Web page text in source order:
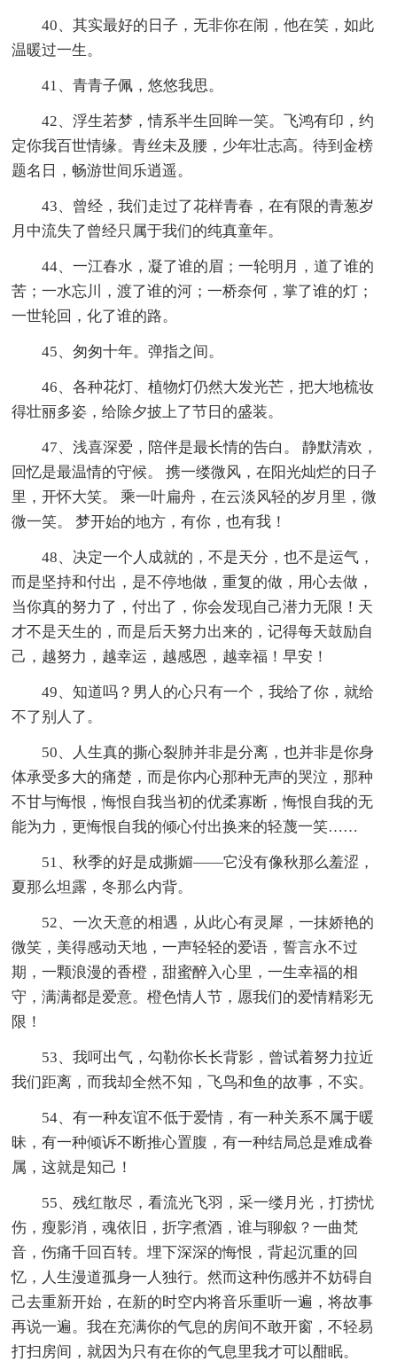
40、其实最好的日子，无非你在闹，他在笑，如此
温暖过一生。
41、青青子佩，悠悠我思。
42、浮生若梦，情系半生回眸一笑。飞鸿有印，约
定你我百世情缘。青丝未及腰，少年壮志高。待到金榜
题名日，畅游世间乐逍遥。
43、曾经，我们走过了花样青春，在有限的青葱岁
月中流失了曾经只属于我们的纯真童年。
44、一江春水，凝了谁的眉；一轮明月，道了谁的
苦；一水忘川，渡了谁的河；一桥奈何，掌了谁的灯；
一世轮回，化了谁的路。
45、匆匆十年。弹指之间。
46、各种花灯、植物灯仍然大发光芒，把大地梳妆
得壮丽多姿，给除夕披上了节日的盛装。
47、浅喜深爱，陪伴是最长情的告白。 静默清欢，
回忆是最温情的守候。 携一缕微风，在阳光灿烂的日子
里，开怀大笑。 乘一叶扁舟，在云淡风轻的岁月里，微
微一笑。 梦开始的地方，有你，也有我！
48、决定一个人成就的，不是天分，也不是运气，
而是坚持和付出，是不停地做，重复的做，用心去做，
当你真的努力了，付出了，你会发现自己潜力无限！天
才不是天生的，而是后天努力出来的，记得每天鼓励自
己，越努力，越幸运，越感恩，越幸福！早安！
49、知道吗？男人的心只有一个，我给了你，就给
不了别人了。
50、人生真的撕心裂肺并非是分离，也并非是你身
体承受多大的痛楚，而是你内心那种无声的哭泣，那种
不甘与悔恨，悔恨自我当初的优柔寡断，悔恨自我的无
能为力，更悔恨自我的倾心付出换来的轻蔑一笑……
51、秋季的好是成撕媚——它没有像秋那么羞涩，
夏那么坦露，冬那么内背。
52、一次天意的相遇，从此心有灵犀，一抹娇艳的
微笑，美得感动天地，一声轻轻的爱语，誓言永不过
期，一颗浪漫的香橙，甜蜜醉入心里，一生幸福的相
守，满满都是爱意。橙色情人节，愿我们的爱情精彩无
限！
53、我呵出气，勾勒你长长背影，曾试着努力拉近
我们距离，而我却全然不知，飞鸟和鱼的故事，不实。
54、有一种友谊不低于爱情，有一种关系不属于暖
昧，有一种倾诉不断推心置腹，有一种结局总是难成眷
属，这就是知己！
55、残红散尽，看流光飞羽，采一缕月光，打捞忧
伤，瘦影消，魂依旧，折字煮酒，谁与聊叙？一曲梵
音，伤痛千回百转。埋下深深的悔恨，背起沉重的回
忆，人生漫道孤身一人独行。然而这种伤感并不妨碍自
己去重新开始，在新的时空内将音乐重听一遍，将故事
再说一遍。我在充满你的气息的房间不敢开窗，不轻易
打扫房间，就因为只有在你的气息里我才可以酣眠。